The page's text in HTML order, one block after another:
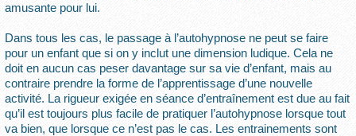
amusante pour lui.
Dans tous les cas, le passage à l’autohypnose ne peut se faire
pour un enfant que si on y inclut une dimension ludique. Cela ne
doit en aucun cas peser davantage sur sa vie d’enfant, mais au
contraire prendre la forme de l’apprentissage d’une nouvelle
activité. La rigueur exigée en séance d’entraînement est due au fait
qu’il est toujours plus facile de pratiquer l’autohypnose lorsque tout
va bien, que lorsque ce n’est pas le cas. Les entrainements sont